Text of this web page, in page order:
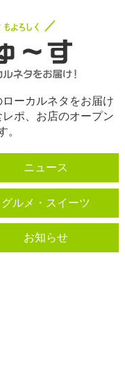
ローカルネタをお届け
ポ、お店のオープン
。
ニュース
グルメ・スイーツ
お知らせ